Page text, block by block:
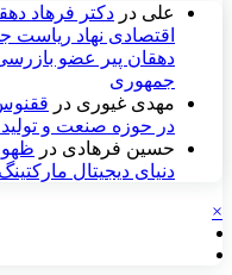
علی در دکتر فرهاد
اقتصادی نهاد رياست
دهقان پیر عضو
جمهوری
مهدی غیوری در
در حوزه صنعت و
حسین فرهادی در
دنیای دیجیتال مارکتینگ
×